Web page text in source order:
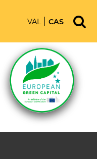
VAL CAS